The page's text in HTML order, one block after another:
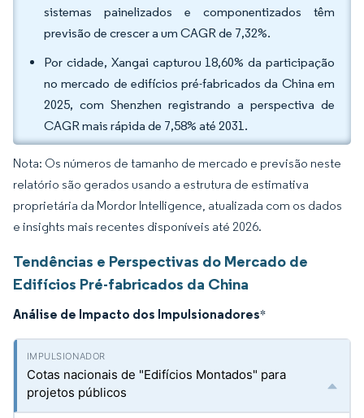
sistemas painelizados e componentizados têm
previsão de crescer a um CAGR de 7,32%.
Por cidade, Xangai capturou 18,60% da participação
no mercado de edifícios pré-fabricados da China em
2025, com Shenzhen registrando a perspectiva de
CAGR mais rápida de 7,58% até 2031.
Nota: Os números de tamanho de mercado e previsão neste
relatório são gerados usando a estrutura de estimativa
proprietária da Mordor Intelligence, atualizada com os dados
e insights mais recentes disponíveis até 2026.
Tendências e Perspectivas do Mercado de
Edifícios Pré-fabricados da China
Análise de Impacto dos Impulsionadores*
Cotas nacionais de "Edifícios Montados" para
projetos públicos